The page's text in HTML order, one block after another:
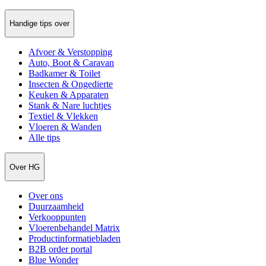
Handige tips over
Afvoer & Verstopping
Auto, Boot & Caravan
Badkamer & Toilet
Insecten & Ongedierte
Keuken & Apparaten
Stank & Nare luchtjes
Textiel & Vlekken
Vloeren & Wanden
Alle tips
Over HG
Over ons
Duurzaamheid
Verkooppunten
Vloerenbehandel Matrix
Productinformatiebladen
B2B order portal
Blue Wonder